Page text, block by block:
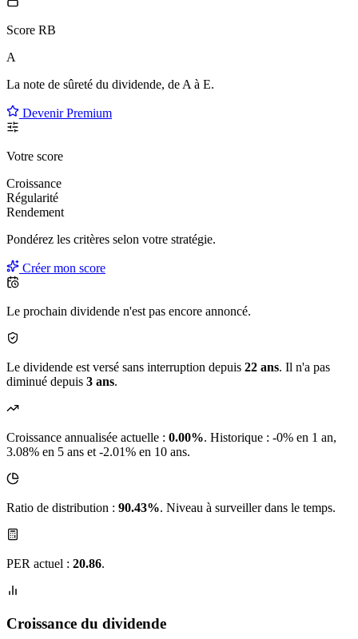
Score RB
A
La note de sûreté du dividende, de A à E.
Devenir Premium
Votre score
Croissance
Régularité
Rendement
Pondérez les critères selon votre stratégie.
Créer mon score
Le prochain dividende n'est pas encore annoncé.
Le dividende est versé sans interruption depuis 22 ans. Il n'a pas
diminué depuis 3 ans.
Croissance annualisée actuelle : 0.00%. Historique : -0% en 1 an,
3.08% en 5 ans et -2.01% en 10 ans.
Ratio de distribution : 90.43%. Niveau à surveiller dans le temps.
PER actuel : 20.86.
Croissance du dividende